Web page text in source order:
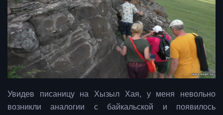
Увидев писаницу на Хызыл Хая, у меня невольно
возникли аналогии с байкальской и появилось